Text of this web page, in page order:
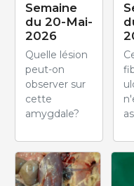
Semaine
du 20-Mai-
2026
Quelle lésion
peut-on
observer sur
cette
amygdale?